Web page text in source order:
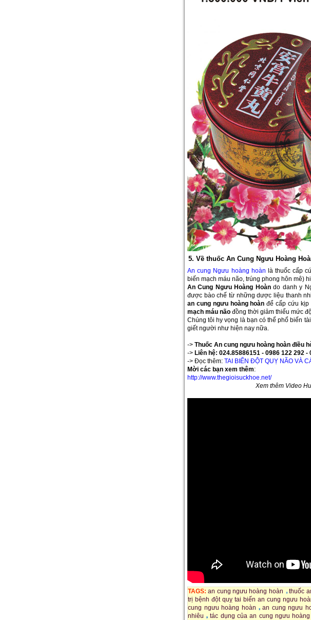
5. Về thuốc An Cung Ngưu Hoàng
An cung Ngưu hoàng hoàn là thuốc cấp
biến mạch máu não, trúng phong hôn mê)
An Cung Ngưu Hoàng Hoàndo danh y
được bào chế từ những dược liệu thanh
an cung ngưu hoàng hoànđể cấp cứu kịp
mạch máu não đồng thời giảm thiểu mức
Chúng tôi hy vọng là bạn có thể phổ biến
giết người như hiện nay nữa.
-> Thuốc An cung ngưu hoàng hoàn điều
-> Liên hệ: 024.85886151 - 0986 122 292 -
-> Đọc thêm: TAI BIẾN ĐỘT QUỴ NÃO VÀ
Mời các bạn xem thêm:
http://www.thegioisuckhoe.net/
Xem thêm Video
TAGS:an cung ngưu hoàng hoàn thuốc
trị bệnh đột quỵ tai biến an cung ngưu
cung ngưu hoàng hoàn
an cung ngưu
nhiêu
tác dụng của an cung ngưu hoàng